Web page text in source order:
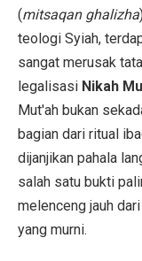
(mitsaqan ghalizha
teologi Syiah,
sangat merusak
legalisasi Nikah
Mut'ah bukan
bagian dari ritual
dijanjikan pahala
salah satu bukti
melenceng jauh
yang murni.